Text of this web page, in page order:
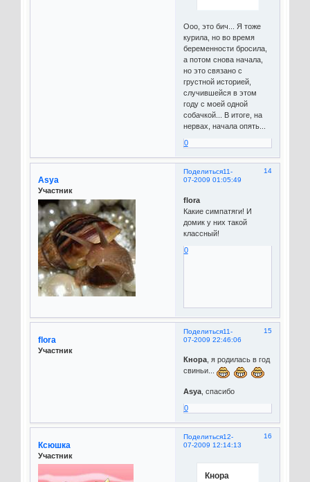
Ооо, это бич... Я тоже
курила, но во время
беременности бросила,
а потом снова начала,
но это связано с
грустной историей,
случившейся в этом
году с моей одной
собачкой... В итоге, на
нервах, начала опять...
0
Поделиться 14
11-
07-2009 01:05:49
Asya
Участник
flora
Какие симпатяги! И
домик у них такой
классный!
0
Поделиться 15
11-
07-2009 22:46:06
flora
Участник
Кнора, я родилась в год
свиньи...
Asya, спасибо
0
Поделиться 16
12-
07-2009 12:14:13
Ксюшка
Участник
Кнора